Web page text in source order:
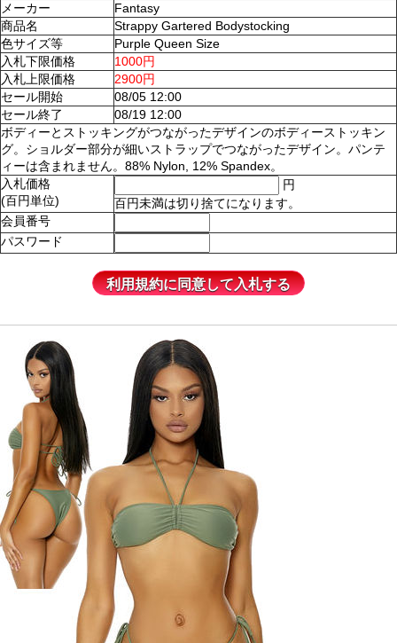
メーカー
Fantasy
商品名
Strappy Gartered Bodystocking
色サイズ等
Purple Queen Size
入札下限価格
1000円
入札上限価格
2900円
セール開始
08/05 12:00
セール終了
08/19 12:00
ボディーとストッキングがつながったデザインのボディーストッキン
グ。ショルダー部分が細いストラップでつながったデザイン。パンテ
ィーは含まれません。88% Nylon, 12% Spandex。
入札価格
(百円単位)
円
百円未満は切り捨てになります。
会員番号
パスワード